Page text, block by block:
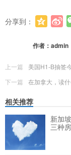
分享到：
作者： admin
上一篇
美国H1-B抽签
下一篇
在加拿大，读
相关推荐
新加
三种